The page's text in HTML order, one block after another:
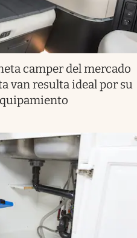
camper del mercado
van resulta ideal por su